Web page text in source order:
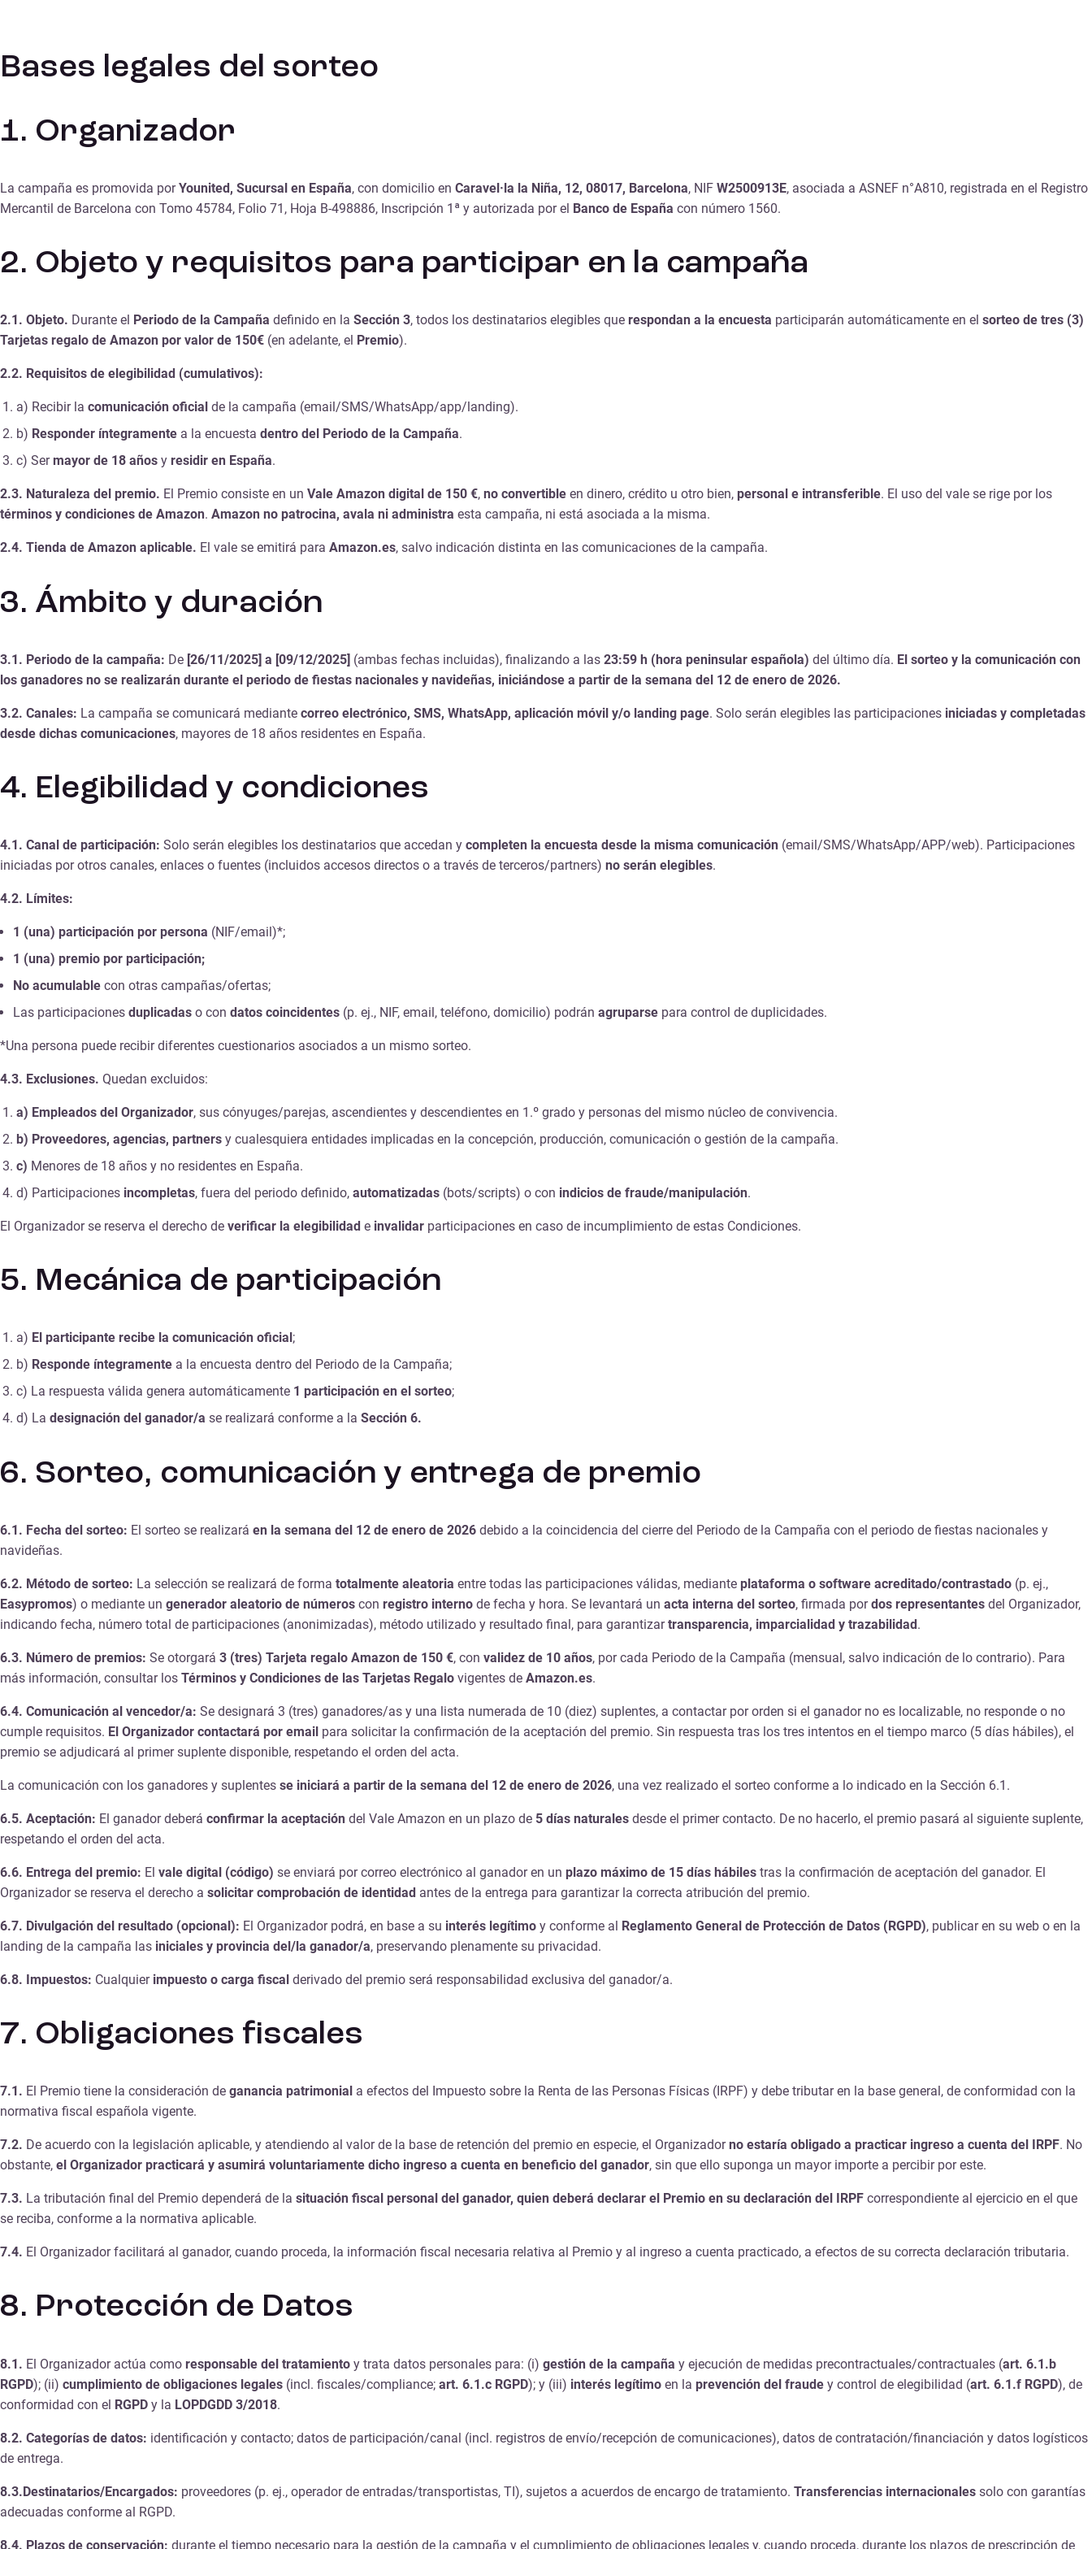
Bases legales del sorteo
1. Organizador
La campaña es promovida porYounited, Sucursal en España, con domicilio en Caravel·la la Niña, 12, 08017, Barcelona, NIF W2500913E, asociada a ASNEF n°A810, registrada en el Registro
Mercantil de Barcelona con Tomo 45784, Folio 71, Hoja B-498886, Inscripción 1ª y autorizada por el Banco de España con número 1560.
2. Objeto y requisitos para participar en la campaña
2.1. Objeto. Durante el Periodo de la Campaña definido en la Sección 3, todos los destinatarios elegibles que respondan a la encuesta participarán automáticamente en el sorteo de tres (3)
Tarjetas regalo de Amazon por valor de 150€ (en adelante, el Premio).
2.2. Requisitos de elegibilidad (cumulativos):
a) Recibir la comunicación oficial de la campaña (email/SMS/WhatsApp/app/landing).
b) Responder íntegramente a la encuesta dentro del Periodo de la Campaña.
c) Sermayor de 18 años y residir en España.
2.3. Naturaleza del premio. El Premio consiste en un Vale Amazon digital de 150 €, no convertible en dinero, crédito u otro bien, personal e intransferible. El uso del vale se rige por los
términos y condiciones de Amazon. Amazon no patrocina, avala ni administra esta campaña, ni está asociada a la misma.
2.4. Tienda de Amazon aplicable. El vale se emitirá para Amazon.es, salvo indicación distinta en las comunicaciones de la campaña.
3. Ámbito y duración
3.1. Periodo de la campaña: De [26/11/2025] a [09/12/2025] (ambas fechas incluidas), finalizando a las 23:59 h (hora peninsular española) del último día. El sorteo y la comunicación con
los ganadores no se realizarán durante el periodo de fiestas nacionales y navideñas, iniciándose a partir de la semana del 12 de enero de 2026.
3.2. Canales: La campaña se comunicará mediante correo electrónico, SMS, WhatsApp, aplicación móvil y/o landing page. Solo serán elegibles las participaciones iniciadas y completadas
desde dichas comunicaciones, mayores de 18 años residentes en España.
4. Elegibilidad y condiciones
4.1. Canal de participación: Solo serán elegibles los destinatarios que accedan y completen la encuesta desde la misma comunicación (email/SMS/WhatsApp/APP/web). Participaciones
iniciadas por otros canales, enlaces o fuentes (incluidos accesos directos o a través de terceros/partners) no serán elegibles.
4.2. Límites:
1 (una) participación por persona (NIF/email)*;
1 (una) premio por participación;
No acumulable con otras campañas/ofertas;
Las participaciones duplicadas o con datos coincidentes (p. ej., NIF, email, teléfono, domicilio) podrán agruparse para control de duplicidades.
*Una persona puede recibir diferentes cuestionarios asociados a un mismo sorteo.
4.3. Exclusiones. Quedan excluidos:
a) Empleados del Organizador, sus cónyuges/parejas, ascendientes y descendientes en 1.º grado y personas del mismo núcleo de convivencia.
b) Proveedores, agencias, partners y cualesquiera entidades implicadas en la concepción, producción, comunicación o gestión de la campaña.
c) Menores de 18 años y no residentes en España.
d) Participaciones incompletas, fuera del periodo definido, automatizadas (bots/scripts) o con indicios de fraude/manipulación.
El Organizador se reserva el derecho de verificar la elegibilidad e invalidar participaciones en caso de incumplimiento de estas Condiciones.
5. Mecánica de participación
a) El participante recibe la comunicación oficial ;
b) Responde íntegramente a la encuesta dentro del Periodo de la Campaña;
c) La respuesta válida genera automáticamente 1 participación en el sorteo;
d) La designación del ganador/a se realizará conforme a la Sección 6.
6. Sorteo, comunicación y entrega de premio
6.1. Fecha del sorteo: El sorteo se realizará en la semana del 12 de enero de 2026 debido a la coincidencia del cierre del Periodo de la Campaña con el periodo de fiestas nacionales y
navideñas.
6.2. Método de sorteo: La selección se realizará de forma totalmente aleatoria entre todas las participaciones válidas, mediante plataforma o software acreditado/contrastado (p. ej.,
Easypromos) o mediante un generador aleatorio de números con registro interno de fecha y hora. Se levantará un acta interna del sorteo, firmada pordos representantes del Organizador,
indicando fecha, número total de participaciones (anonimizadas), método utilizado y resultado final, para garantizartransparencia, imparcialidad y trazabilidad.
6.3. Número de premios: Se otorgará 3 (tres) Tarjeta regalo Amazon de 150 €, con validez de 10 años, por cada Periodo de la Campaña (mensual, salvo indicación de lo contrario). Para
más información, consultar los Términos y Condiciones de las Tarjetas Regalo vigentes de Amazon.es.
6.4. Comunicación al vencedor/a: Se designará 3 (tres) ganadores/as y una lista numerada de 10 (diez) suplentes, a contactar por orden si el ganador no es localizable, no responde o no
cumple requisitos. El Organizador contactará por email para solicitar la confirmación de la aceptación del premio. Sin respuesta tras los tres intentos en el tiempo marco (5 días hábiles), el
premio se adjudicará al primer suplente disponible, respetando el orden del acta.
La comunicación con los ganadores y suplentes se iniciará a partir de la semana del 12 de enero de 2026, una vez realizado el sorteo conforme a lo indicado en la Sección 6.1.
6.5. Aceptación: El ganador deberá confirmar la aceptación del Vale Amazon en un plazo de 5 días naturales desde el primer contacto. De no hacerlo, el premio pasará al siguiente suplente,
respetando el orden del acta.
6.6. Entrega del premio: El vale digital (código) se enviará por correo electrónico al ganador en un plazo máximo de 15 días hábiles tras la confirmación de aceptación del ganador. El
Organizador se reserva el derecho a solicitar comprobación de identidad antes de la entrega para garantizar la correcta atribución del premio.
6.7. Divulgación del resultado (opcional): El Organizador podrá, en base a su interés legítimo y conforme al Reglamento General de Protección de Datos (RGPD), publicar en su web o en la
landing de la campaña las iniciales y provincia del/la ganador/a, preservando plenamente su privacidad.
6.8. Impuestos: Cualquier impuesto o carga fiscal derivado del premio será responsabilidad exclusiva del ganador/a.
7. Obligaciones fiscales
7.1. El Premio tiene la consideración de ganancia patrimonial a efectos del Impuesto sobre la Renta de las Personas Físicas (IRPF) y debe tributar en la base general, de conformidad con la
normativa fiscal española vigente.
7.2. De acuerdo con la legislación aplicable, y atendiendo al valor de la base de retención del premio en especie, el Organizadorno estaría obligado a practicar ingreso a cuenta del IRPF. No
obstante, el Organizador practicará y asumirá voluntariamente dicho ingreso a cuenta en beneficio del ganador, sin que ello suponga un mayor importe a percibir por este.
7.3. La tributación final del Premio dependerá de la situación fiscal personal del ganador, quien deberá declarar el Premio en su declaración del IRPF correspondiente al ejercicio en el que
se reciba, conforme a la normativa aplicable.
7.4. El Organizador facilitará al ganador, cuando proceda, la información fiscal necesaria relativa al Premio y al ingreso a cuenta practicado, a efectos de su correcta declaración tributaria.
8. Protección de Datos
8.1. El Organizador actúa como responsable del tratamiento y trata datos personales para: (i) gestión de la campaña y ejecución de medidas precontractuales/contractuales (art. 6.1.b
RGPD); (ii) cumplimiento de obligaciones legales (incl. fiscales/compliance; art. 6.1.c RGPD); y (iii) interés legítimo en la prevención del fraude y control de elegibilidad (art. 6.1.f RGPD), de
conformidad con el RGPD y la LOPDGDD 3/2018.
8.2. Categorías de datos: identificación y contacto; datos de participación/canal (incl. registros de envío/recepción de comunicaciones), datos de contratación/financiación y datos logísticos
de entrega.
8.3.Destinatarios/Encargados: proveedores (p. ej., operador de entradas/transportistas, TI), sujetos a acuerdos de encargo de tratamiento. Transferencias internacionales solo con garantías
adecuadas conforme al RGPD.
8.4. Plazos de conservación: durante el tiempo necesario para la gestión de la campaña y el cumplimiento de obligaciones legales y, cuando proceda, durante los plazos de prescripción de